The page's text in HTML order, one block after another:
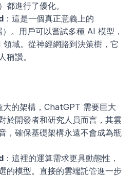
都進行了優化。
：這是一個真正意義上的
。用戶可以嘗試多種 AI 模型，
域。從神經網路到決策樹，它
稱讚。
大的架構，ChatGPT 需要巨大
於開發者和研究人員而言，其雲
，確保基礎架構永遠不會成為瓶
：這裡的運算需求更具動態性，
的模型。直接的雲端託管進一步